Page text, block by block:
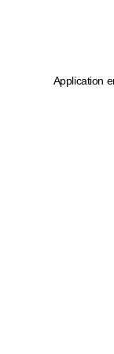
Application